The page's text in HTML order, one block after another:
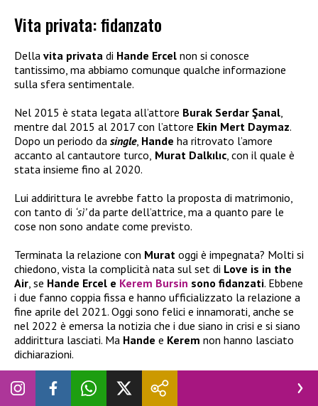
Vita privata: fidanzato
Della vita privata di Hande Ercel non si conosce
tantissimo, ma abbiamo comunque qualche informazione
sulla sfera sentimentale.
Nel 2015 è stata legata all’attore Burak Serdar Şanal,
mentre dal 2015 al 2017 con l’attore Ekin Mert Daymaz.
Dopo un periodo da single, Hande ha ritrovato l’amore
accanto al cantautore turco, Murat Dalkılıc, con il quale è
stata insieme fino al 2020.
Lui addirittura le avrebbe fatto la proposta di matrimonio,
con tanto di ‘sì’da parte dell’attrice, ma a quanto pare le
cose non sono andate come previsto.
Terminata la relazione con Murat oggi è impegnata? Molti si
chiedono, vista la complicità nata sul set di Love is in the
Air, se Hande Ercel e Kerem Bursin sono fidanzati. Ebbene
i due fanno coppia fissa e hanno ufficializzato la relazione a
fine aprile del 2021. Oggi sono felici e innamorati, anche se
nel 2022 è emersa la notizia che i due siano in crisi e si siano
addirittura lasciati. Ma Hande e Kerem non hanno lasciato
dichiarazioni.
Dove seguire Hande Ercel: Instagram e